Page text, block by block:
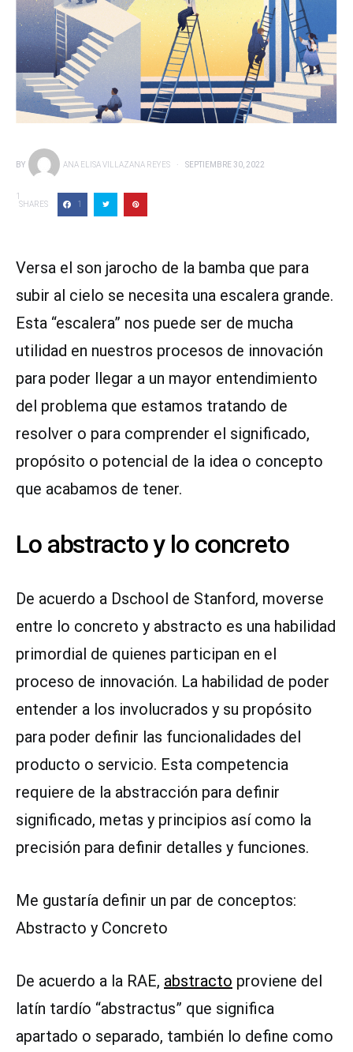
BY ANA ELISA VILLAZANA REYES SEPTIEMBRE 30, 2022
1
SHARES
1
Versa el son jarocho de la bamba que para
subir al cielo se necesita una escalera grande.
Esta “escalera” nos puede ser de mucha
utilidad en nuestros procesos de innovación
para poder llegar a un mayor entendimiento
del problema que estamos tratando de
resolver o para comprender el significado,
propósito o potencial de la idea o concepto
que acabamos de tener.
Lo abstracto y lo concreto
De acuerdo a Dschool de Stanford, moverse
entre lo concreto y abstracto es una habilidad
primordial de quienes participan en el
proceso de innovación. La habilidad de poder
entender a los involucrados y su propósito
para poder definir las funcionalidades del
producto o servicio. Esta competencia
requiere de la abstracción para definir
significado, metas y principios así como la
precisión para definir detalles y funciones.
Me gustaría definir un par de conceptos:
Abstracto y Concreto
De acuerdo a la RAE, abstracto proviene del
latín tardío “abstractus” que significa
apartado o separado, también lo define como